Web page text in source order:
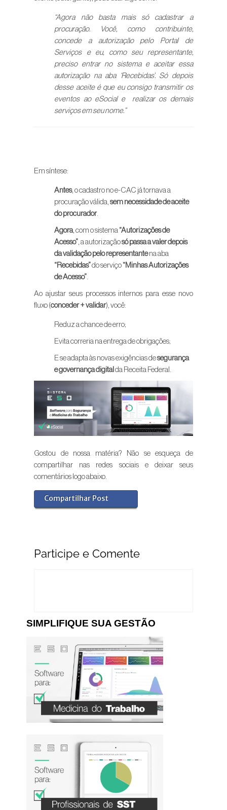
“Agora não basta mais só cadastrar a
procuração. Você, como contribuinte,
concede a autorização pelo Portal de
Serviços e eu, como seu representante,
preciso entrar no sistema e aceitar essa
autorização na aba ‘Recebidas’. Só depois
desse aceite é que eu consigo transmitir os
eventos ao eSocial e realizar os demais
serviços em seu nome.”
Em síntese:
Antes, o cadastro no e-CAC já tornava a
procuração válida,sem necessidade de aceite
do procurador.
Agora, com o sistema “Autorizações de
Acesso”, a autorizaçãosó passa a valer depois
da validação pelo representantena aba
“Recebidas”do serviço “Minhas Autorizações
de Acesso”.
Ao ajustar seus processos internos para esse novo
fluxo (conceder + validar), você:
Reduz a chance de erro;
Evita correria na entrega de obrigações;
E se adapta às novas exigências desegurança
e governança digital da Receita Federal.
Gostou de nossa matéria? Não se esqueça de
compartilhar nas redes sociais e deixar seus
comentários logo abaixo.
Compartilhar Post
Participe e Comente
SIMPLIFIQUE SUA GESTÃO